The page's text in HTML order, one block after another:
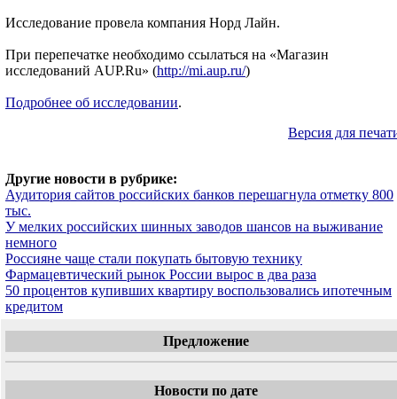
Исследование провела компания Норд Лайн.
При перепечатке необходимо ссылаться на «Магазин
исследований AUP.Ru» (http://mi.aup.ru/)
Подробнее об исследовании.
Версия для
Другие новости в рубрике:
Аудитория сайтов российских банков перешагнула отметку 800
тыс.
У мелких российских шинных заводов шансов на выживание
немного
Россияне чаще стали покупать бытовую технику
Фармацевтический рынок России вырос в два раза
50 процентов купивших квартиру воспользовались ипотечным
кредитом
Предложение
Новости по дате